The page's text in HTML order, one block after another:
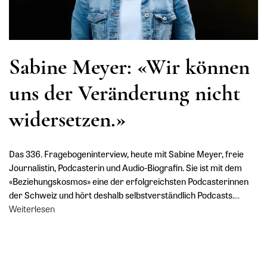
Sabine Meyer: «Wir können
uns der Veränderung nicht
widersetzen.»
Das 336. Fragebogeninterview, heute mit Sabine Meyer, freie
Journalistin, Podcasterin und Audio-Biografin. Sie ist mit dem
«Beziehungskosmos» eine der erfolgreichsten Podcasterinnen
der Schweiz und hört deshalb selbstverständlich Podcasts.…
Weiterlesen